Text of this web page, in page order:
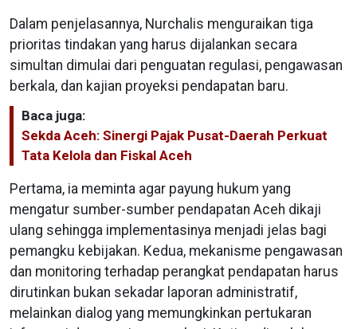
Dalam penjelasannya, Nurchalis menguraikan tiga
prioritas tindakan yang harus dijalankan secara
simultan dimulai dari penguatan regulasi, pengawasan
berkala, dan kajian proyeksi pendapatan baru.
Baca juga:
Sekda Aceh: Sinergi Pajak Pusat-Daerah Perkuat
Tata Kelola dan Fiskal Aceh
Pertama, ia meminta agar payung hukum yang
mengatur sumber-sumber pendapatan Aceh dikaji
ulang sehingga implementasinya menjadi jelas bagi
pemangku kebijakan. Kedua, mekanisme pengawasan
dan monitoring terhadap perangkat pendapatan harus
dirutinkan bukan sekadar laporan administratif,
melainkan dialog yang memungkinkan pertukaran